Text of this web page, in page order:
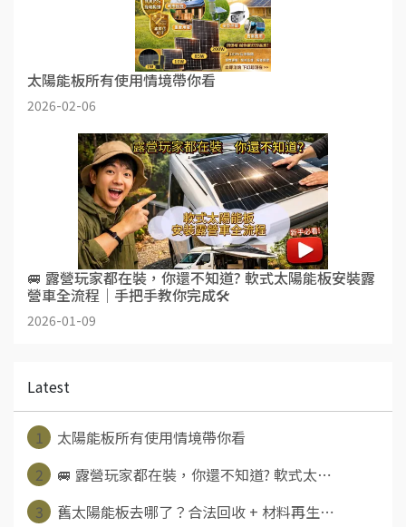
太陽能板所有使用情境帶你看​​
2026-02-06
🚐 露營玩家都在裝，你還不知道? 軟式太陽能板安裝露
營車全流程｜手把手教你完成🛠️
2026-01-09
Latest
1
太陽能板所有使用情境帶你看​​
2
🚐 露營玩家都在裝，你還不知道? 軟式太⋯
3
舊太陽能板去哪了？合法回收 + 材料再生⋯